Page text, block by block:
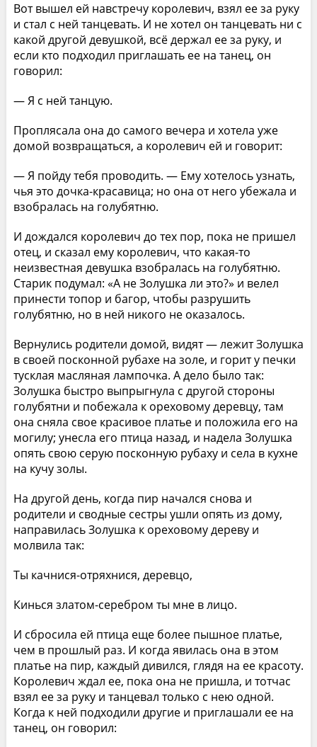
Вот вышел ей навстречу королевич, взял ее за руку
и стал с ней танцевать. И не хотел он танцевать ни с
какой другой девушкой, всё держал ее за руку, и
если кто подходил приглашать ее на танец, он
говорил:
— Я с ней танцую.
Проплясала она до самого вечера и хотела уже
домой возвращаться, а королевич ей и говорит:
— Я пойду тебя проводить. — Ему хотелось узнать,
чья это дочка-красавица; но она от него убежала и
взобралась на голубятню.
И дождался королевич до тех пор, пока не пришел
отец, и сказал ему королевич, что какая-то
неизвестная девушка взобралась на голубятню.
Старик подумал: «А не Золушка ли это?» и велел
принести топор и багор, чтобы разрушить
голубятню, но в ней никого не оказалось.
Вернулись родители домой, видят — лежит Золушка
в своей посконной рубахе на золе, и горит у печки
тусклая масляная лампочка. А дело было так:
Золушка быстро выпрыгнула с другой стороны
голубятни и побежала к ореховому деревцу, там
она сняла свое красивое платье и положила его на
могилу; унесла его птица назад, и надела Золушка
опять свою серую посконную рубаху и села в кухне
на кучу золы.
На другой день, когда пир начался снова и
родители и сводные сестры ушли опять из дому,
направилась Золушка к ореховому дереву и
молвила так:
Ты качнися-отряхнися, деревцо,
Кинься златом-серебром ты мне в лицо.
И сбросила ей птица еще более пышное платье,
чем в прошлый раз. И когда явилась она в этом
платье на пир, каждый дивился, глядя на ее красоту.
Королевич ждал ее, пока она не пришла, и тотчас
взял ее за руку и танцевал только с нею одной.
Когда к ней подходили другие и приглашали ее на
танец, он говорил: